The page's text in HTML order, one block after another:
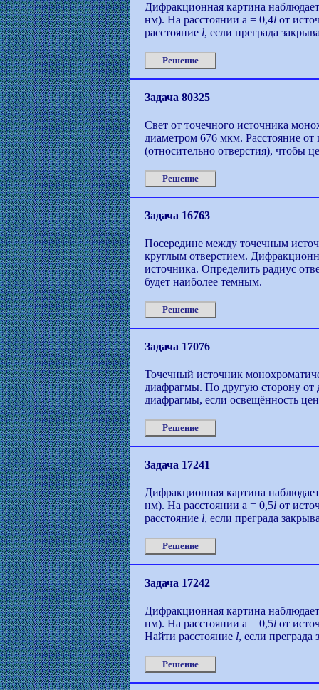
Дифракционная картина
нм). На расстоянии а = 0,4l от
расстояние l, если преграда
Решение
Задача 80325
Свет от точечного источника
диаметром 676 мкм. Расстояние
(относительно отверстия), чтобы
Решение
Задача 16763
Посередине между точечным
круглым отверстием.
источника. Определить радиус
будет наиболее темным.
Решение
Задача 17076
Точечный источник
диафрагмы. По другую сторону от
диафрагмы, если освещённость
Решение
Задача 17241
Дифракционная картина
нм). На расстоянии а = 0,5l от
расстояние l, если преграда
Решение
Задача 17242
Дифракционная картина
нм). На расстоянии а = 0,5l от
Найти расстояние l, если преграда
Решение